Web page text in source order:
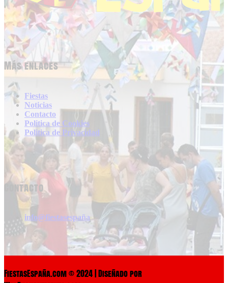
Más enlaces
Fiestas
Noticias
Contacto
Politica de Cookies
Politica de Privacidad
Contacto
info@fiestasespaña
FiestasEspaña.com © 2024 | Diseñado por